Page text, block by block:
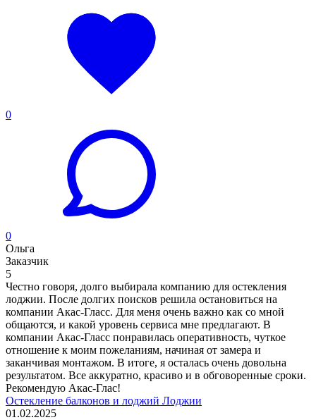
0
0
Ольга
Заказчик
5
Честно говоря, долго выбирала компанию для остекления
лоджии. После долгих поисков решила остановиться на
компании Акас-Гласс. Для меня очень важно как со мной
общаются, и какой уровень сервиса мне предлагают. В
компании Акас-Гласс понравилась оперативность, чуткое
отношение к моим пожеланиям, начиная от замера и
заканчивая монтажом. В итоге, я осталась очень довольна
результатом. Все аккуратно, красиво и в обговоренные сроки.
Рекомендую Акас-Глас!
Остекление балконов и лоджий Лоджии
01.02.2025